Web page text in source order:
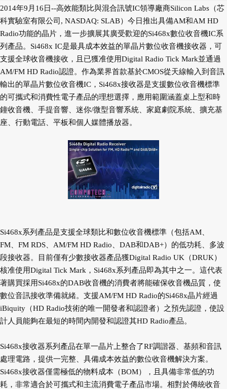
2014年9月16日--高效能類比與混合訊號IC領導廠商Silicon Labs（芯
科實驗室有限公司, NASDAQ: SLAB）今日推出具備AM和AM HD
Radio功能的晶片，進一步擴展其廣受歡迎的Si468x數位收音機IC系
列產品。Si468x IC是最具成本效益的單晶片數位收音機接收器，可
支援全球收音機接收，且已獲准使用Digital Radio Tick Mark並通過
AM/FM HD Radio認證。作為業界首款基於CMOS從天線輸入到音訊
輸出的單晶片數位收音機IC，Si468x接收器是支援數位收音機標準
的可攜式和消費性電子產品的理想選擇，應用範圍涵蓋桌上型和時
鐘收音機、手提音響、迷你/微型音響系統、家庭劇院系統、擴充基
座、行動電話、平板和個人媒體播放器。
Si468x系列產品是支援全球類比和數位收音機標準（包括AM、
FM、FM RDS、AM/FM HD Radio、DAB和DAB+）的低功耗、多波
段接收器。目前僅有少數接收器產品獲Digital Radio UK（DRUK）
核准使用Digital Tick Mark，Si468x系列產品即為其中之一。這代表
著購買採用Si468x的DAB收音機的消費者將能確保收音機品質，使
數位音訊接收準備就緒。支援AM/FM HD Radio的Si468x晶片經過
iBiquity（HD Radio技術的唯一開發者和認證者）之預先認證，使設
計人員能夠在最短的時間內開發和認證其HD Radio產品。
Si468x接收器系列產品在單一晶片上整合了RF調諧器、基頻和音訊
處理電路，提供一完整、具備成本效益的數位收音機解決方案。
Si468x接收器僅需極低的物料成本（BOM），且具備非常低的功
耗，非常適合於可攜式和主流消費電子產品市場。相對於傳統收音